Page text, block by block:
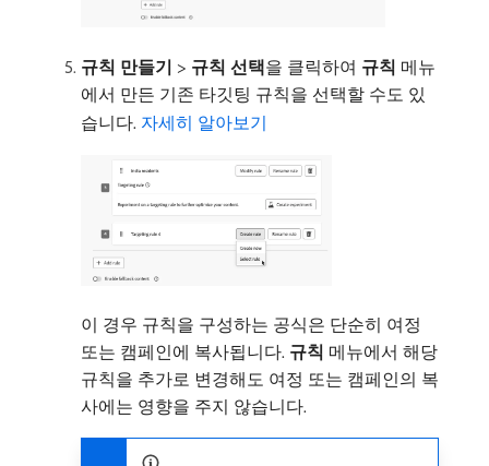
규칙 만들기 > 규칙 선택​을 클릭하여 규칙 메뉴
에서 만든 기존 타깃팅 규칙을 선택할 수도 있
습니다. 자세히 알아보기
이 경우 규칙을 구성하는 공식은 단순히 여정
또는 캠페인에 복사됩니다. 규칙 메뉴에서 해당
규칙을 추가로 변경해도 여정 또는 캠페인의 복
사에는 영향을 주지 않습니다.